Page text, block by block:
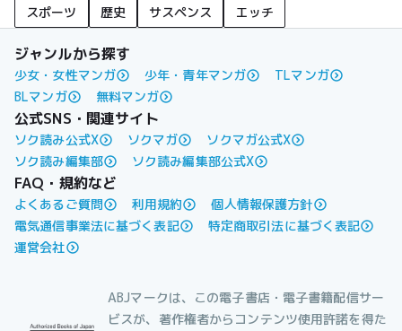
スポーツ
歴史 サスペンス エッチ
ジャンルから探す
少女・女性マンガ 少年・青年マンガ
TLマンガ
BLマンガ
無料マンガ
公式SNS・関連サイト
ソク読み公式X ソクマガ
ソクマガ公式X
ソク読み編集部
ソク読み編集部公式X
FAQ・規約など
よくあるご質問 利用規約
個人情報保護方針
電気通信事業法に基づく表記
特定商取引法に基づく表記
運営会社
ABJマークは、この電子書店・電子書籍配信サー
ビスが、著作権者からコンテンツ使用許諾を得た